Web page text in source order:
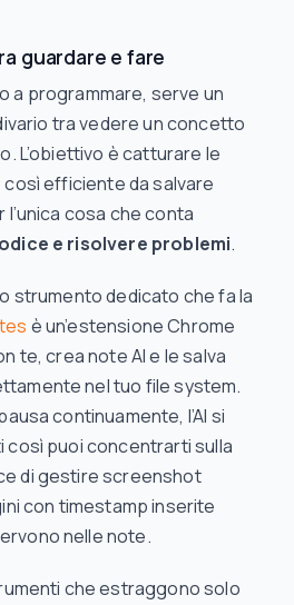
guardare e fare
a programmare, serve un
tra vedere un concetto
L’obiettivo è catturare le
efficiente da salvare
l’unica cosa che conta
e risolvere problemi.
strumento dedicato che fa la
è un’estensione Chrome
te, crea note AI e le salva
nel tuo file system.
continuamente, l’AI si
così puoi concentrarti sulla
di gestire screenshot
con timestamp inserite
nelle note.
che estraggono solo